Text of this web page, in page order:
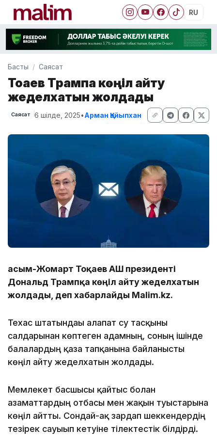
RU
Басты Саясат
Тоқаев Трампқа көңіл айту
жеделхатын жолдады
Саясат 6 шілде, 2025•Арман Қайыпхан
Қасым-Жомарт Тоқаев АҚШ президенті
Дональд Трампқа көңіл айту жеделхатын
жолдады, деп хабарлайды Malim.kz.
Техас штатындағы алапат су тасқыны
салдарынан көптеген адамның, соның ішінде
балалардың қаза тапқанына байланысты
көңіл айту жеделхатын жолдады.
Мемлекет басшысы қайтыс болған
азаматтардың отбасы мен жақын туыстарына
көңіл айтты. Сондай-ақ зардап шеккендердің
тезірек сауығып кетуіне тілектестік білдірді.